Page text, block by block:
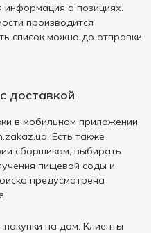
информация о позициях.
производится
список можно до отправки
доставкой
в мобильном приложении
Есть также
сборщикам, выбирать
пищевой соды и
предусмотрена
на дом. Клиенты